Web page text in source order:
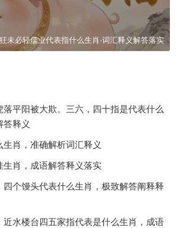
未必轻儒业代表指什么生肖·词汇释义解答落实
落平阳被大欺。三六，四十指是代表什么
答释义
肖，准确解析词汇释义
生肖，成语解答释义落实
四个馒头代表什么生肖，极致解答阐释释
近水楼台四五家指代表是什么生肖，成语